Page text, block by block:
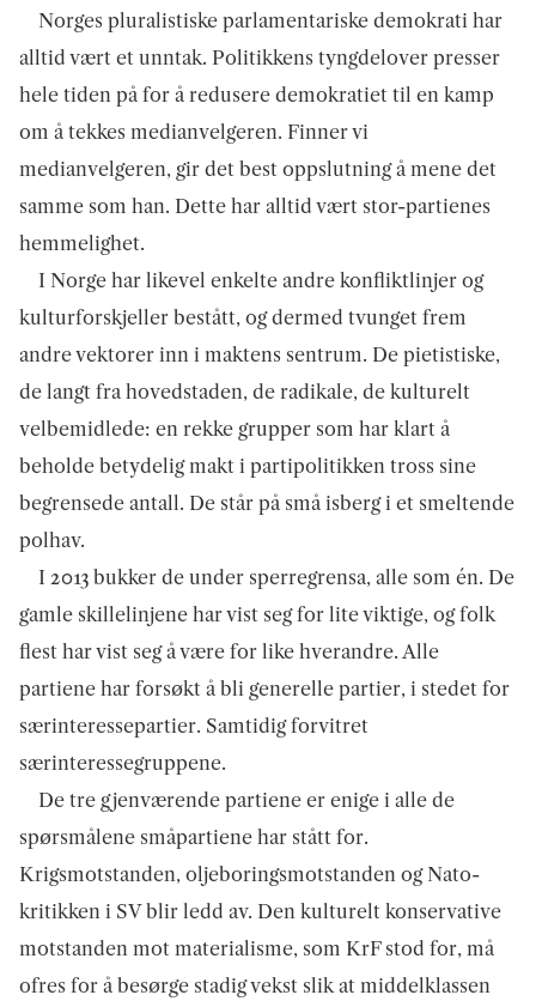
Norges pluralistiske parlamentariske demokrati har
alltid vært et unntak. Politikkens tyngdelover presser
hele tiden på for å redusere demokratiet til en kamp
om å tekkes medianvelgeren. Finner vi
medianvelgeren, gir det best oppslutning å mene det
samme som han. Dette har alltid vært stor-partienes
hemmelighet.
I Norge har likevel enkelte andre konfliktlinjer og
kulturforskjeller bestått, og dermed tvunget frem
andre vektorer inn i maktens sentrum. De pietistiske,
de langt fra hovedstaden, de radikale, de kulturelt
velbemidlede: en rekke grupper som har klart å
beholde betydelig makt i partipolitikken tross sine
begrensede antall. De står på små isberg i et smeltende
polhav.
I 2013 bukker de under sperregrensa, alle som én. De
gamle skillelinjene har vist seg for lite viktige, og folk
flest har vist seg å være for like hverandre. Alle
partiene har forsøkt å bli generelle partier, i stedet for
særinteressepartier. Samtidig forvitret
særinteressegruppene.
De tre gjenværende partiene er enige i alle de
spørsmålene småpartiene har stått for.
Krigsmotstanden, oljeboringsmotstanden og Nato-
kritikken i SV blir ledd av. Den kulturelt konservative
motstanden mot materialisme, som KrF stod for, må
ofres for å besørge stadig vekst slik at middelklassen